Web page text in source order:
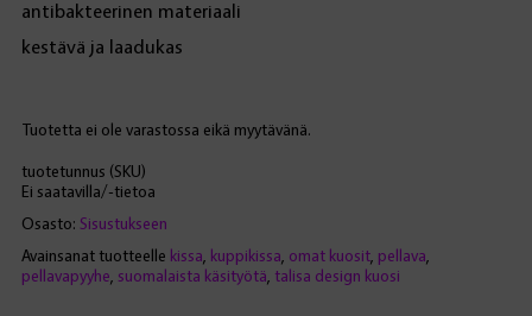
antibakteerinen materiaali
kestävä ja laadukas
Tuotetta ei ole varastossa eikä myytävänä.
tuotetunnus (SKU)
Ei saatavilla/-tietoa
Osasto: Sisustukseen
Avainsanat tuotteelle kissa kuppikissa omat kuosit, pellava
pellavapyyhe suomalaista käsityötä talisa design kuosi